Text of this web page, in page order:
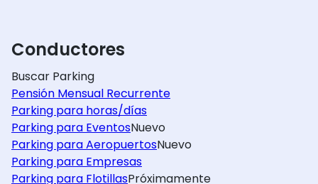
Conductores
Buscar Parking
Pensión Mensual Recurrente
Parking para horas/días
Parking para EventosNuevo
Parking para AeropuertosNuevo
Parking para Empresas
Parking para FlotillasPróximamente